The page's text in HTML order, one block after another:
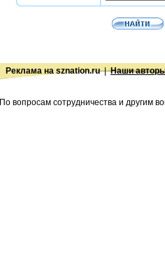
Реклама на sznation.ru|Наши
По вопросам сотрудничества и другим